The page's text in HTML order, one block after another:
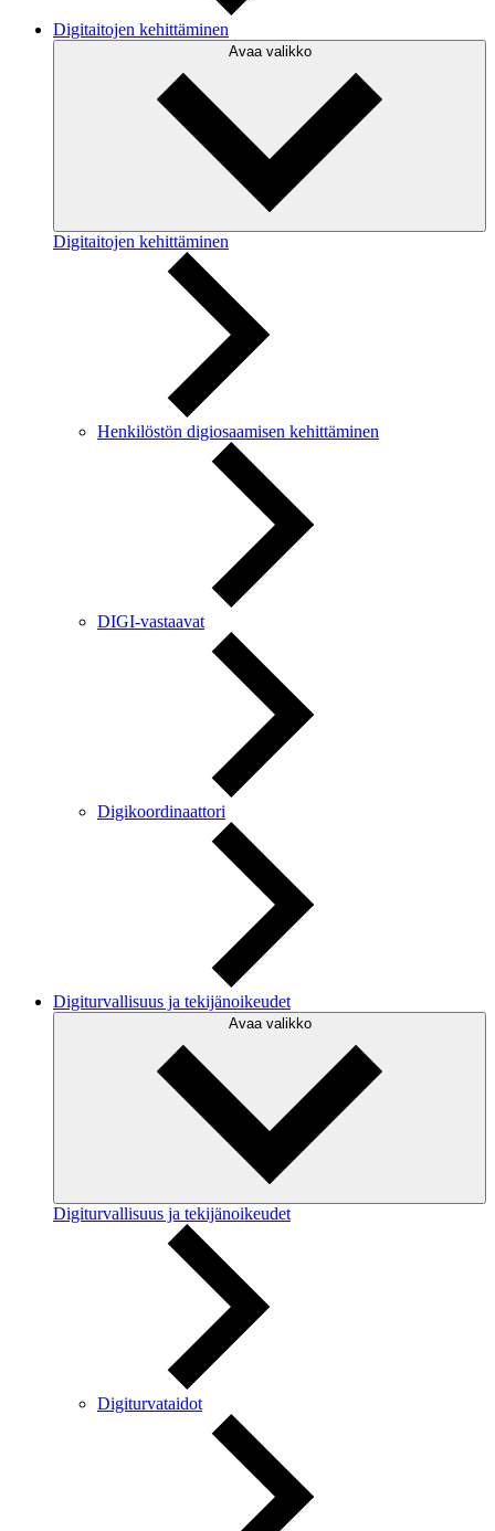
Digitaitojen kehittäminen
Avaa valikko
Digitaitojen kehittäminen
Henkilöstön digiosaamisen kehittäminen
DIGI-vastaavat
Digikoordinaattori
Digiturvallisuus ja tekijänoikeudet
Avaa valikko
Digiturvallisuus ja tekijänoikeudet
Digiturvataidot